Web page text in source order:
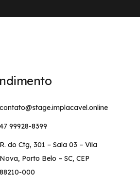
contato@stage.implacavel.online
47 99928-8399
R. do Ctg, 301 – Sala 03 – Vila
Nova, Porto Belo – SC, CEP
88210-000